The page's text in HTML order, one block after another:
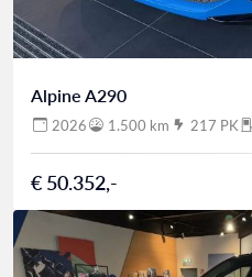
Alpine A290
2026 1.500 km 217 PK
€ 50.352,-